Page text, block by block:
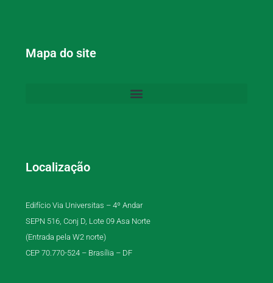
Mapa do site
Localização
Edifício Via Universitas – 4º Andar
SEPN 516, Conj D, Lote 09 Asa Norte
(Entrada pela W2 norte)
CEP 70.770-524 – Brasília – DF